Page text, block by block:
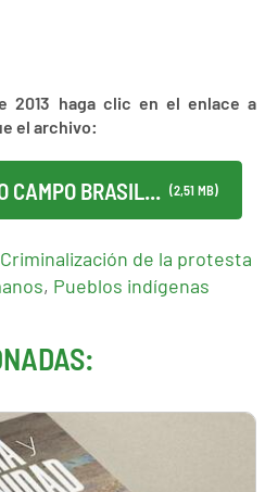
2013 haga clic en el enlace a
el archivo:
CAMPO BRASIL... (2,51 MB)
Criminalización de la protesta
, Pueblos indígenas